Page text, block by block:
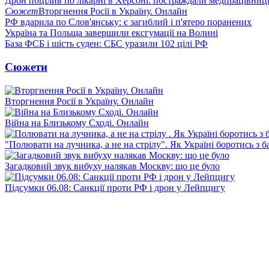
СюжетВторгнення Росії в Україну. Онлайн
РФ вдарила по Слов'янську: є загиблий і п'ятеро поранених
Україна та Польща завершили ексгумації на Волині
База ФСБ і шість суден: СБС уразили 102 цілі РФ
Сюжети
Вторгнення Росії в Україну. Онлайн
Війна на Близькому Сході. Онлайн
"Полювати на лучника, а не на стрілу". Як Україні боротись з
Загадковий звук вибуху налякав Москву: що це було
Підсумки 06.08: Санкції проти РФ і дрон у Лейпцигу